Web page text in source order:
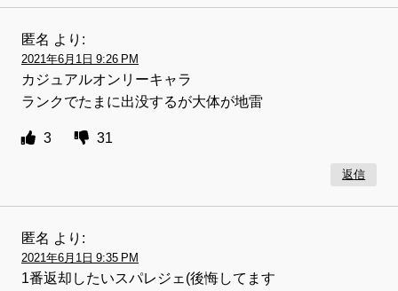
匿名 より:
2021年6月1日 9:26 PM
カジュアルオンリーキャラ
ランクでたまに出没するが大体が地雷
3 31
返信
匿名 より:
2021年6月1日 9:35 PM
1番返却したいスパレジェ(後悔してます